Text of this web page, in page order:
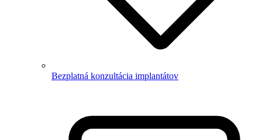
Bezplatná konzultácia implantátov